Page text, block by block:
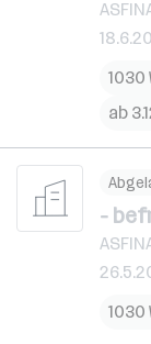
1030
ab
-
1030